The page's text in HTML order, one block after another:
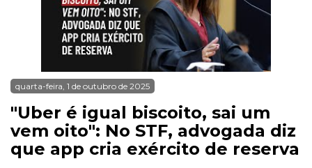
quarta-feira, 1 de outubro de 2025
"Uber é igual biscoito, sai um
vem oito": No STF, advogada diz
que app cria exército de reserva